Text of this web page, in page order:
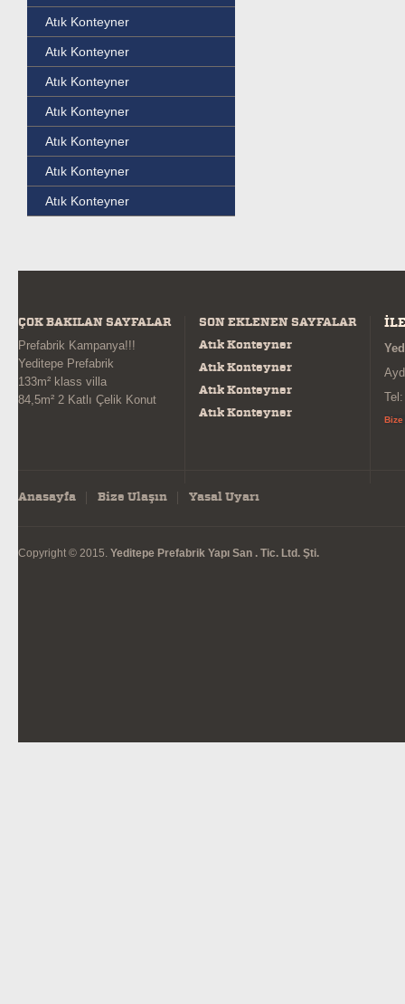
Atık Konteyner
Atık Konteyner
Atık Konteyner
Atık Konteyner
Atık Konteyner
Atık Konteyner
Atık Konteyner
ÇOK BAKILAN SAYFALAR
Prefabrik Kampanya!!!
Yeditepe Prefabrik
133m² klass villa
84,5m² 2 Katlı Çelik Konut
SON EKLENEN SAYFALAR
Atık Konteyner
Atık Konteyner
Atık Konteyner
Atık Konteyner
Bize
Anasayfa Bize Ulaşın Yasal Uyarı
Copyright © 2015. Yeditepe Prefabrik Yapı San . Tic. Ltd. Şti.